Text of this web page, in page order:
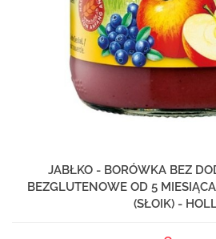
JABŁKO - BORÓWKA BEZ
BEZGLUTENOWE OD 5
(SŁOIK) -